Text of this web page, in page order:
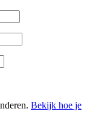
Bekijk hoe je